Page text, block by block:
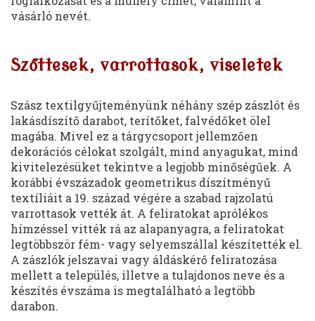
vásárló nevét.
Szőttesek, varrottasok, viseletek
Szász textilgyűjteményünk néhány szép zászlót és
lakásdíszítő darabot, terítőket, falvédőket ölel
magába. Mivel ez a tárgycsoport jellemzően
dekorációs célokat szolgált, mind anyagukat, mind
kivitelezésüket tekintve a legjobb minőségűek. A
korábbi évszázadok geometrikus díszítményű
textíliáit a 19. század végére a szabad rajzolatú
varrottasok vették át. A feliratokat aprólékos
hímzéssel vitték rá az alapanyagra, a feliratokat
legtöbbször fém- vagy selyemszállal készítették el.
A zászlók jelszavai vagy áldáskérő feliratozása
mellett a település, illetve a tulajdonos neve és a
készítés évszáma is megtalálható a legtöbb
darabon.